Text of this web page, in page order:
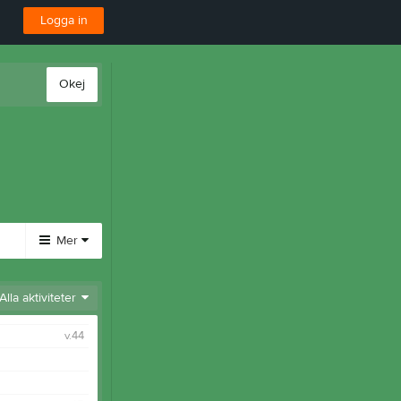
Logga in
Okej
Mer
Alla aktiviteter
v.44